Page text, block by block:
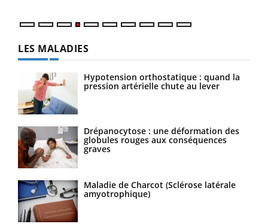
LES MALADIES
Hypotension orthostatique : quand la
pression artérielle chute au lever
Drépanocytose : une déformation des
globules rouges aux conséquences
graves
Maladie de Charcot (Sclérose latérale
amyotrophique)